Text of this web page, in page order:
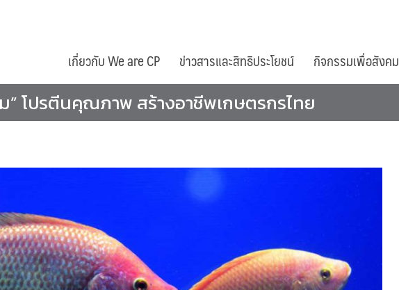
เกี่ยวกับ We are CP ข่าวสารและสิทธิประโยชน์ กิจกรรมเพื่อสังคม
โปรตีนคุณภาพ สร้างอาชีพเกษตรกรไทย